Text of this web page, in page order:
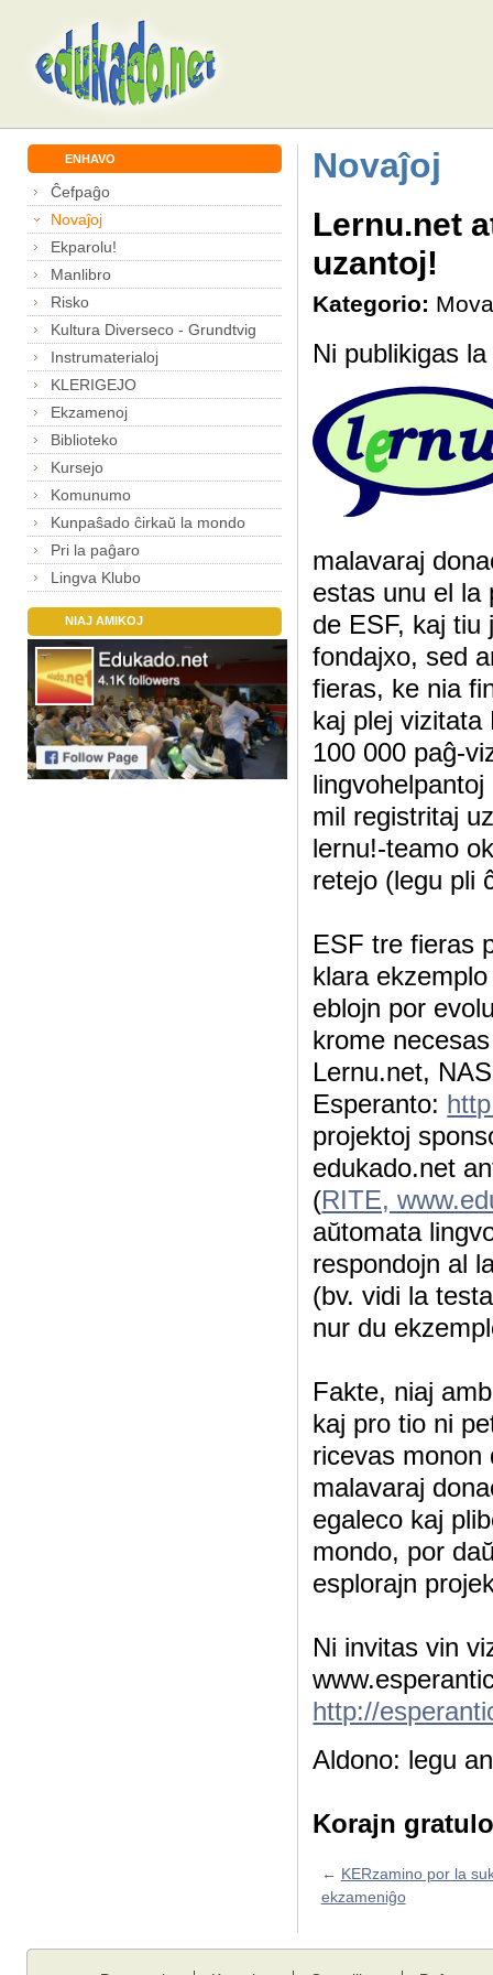
ENHAVO
Ĉefpaĝo
Novaĵoj
Ekparolu!
Manlibro
Risko
Kultura Diverseco - Grundtvig
Instrumaterialoj
KLERIGEJO
Ekzamenoj
Biblioteko
Kursejo
Komunumo
Kunpaŝado ĉirkaŭ la mondo
Pri la paĝaro
Lingva Klubo
NIAJ AMIKOJ
Novaĵoj
Lernu.net
uzantoj!
Kategorio:
Ni publikigas
malavaraj
estas unu el la
de ESF, kaj tiu
fondajxo, sed
fieras, ke nia
kaj plej vizitata
100 000 paĝ-
mil registritaj
lernu!-teamo
retejo (legu pli
ESF tre fieras
klara
eblojn por
krome
Lernu.net,
Esperanto:
projektoj
edukado.net
(RITE,
aŭtomata
respondojn al
(bv. vidi la
nur du
Fakte, niaj
kaj pro tio ni
ricevas monon
malavaraj
egaleco kaj
mondo, por
esplorajn
Ni invitas vin
http://
Aldono: legu
Korajn
← KERzamino por la
ekzameniĝo